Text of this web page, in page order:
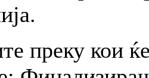
преку кои